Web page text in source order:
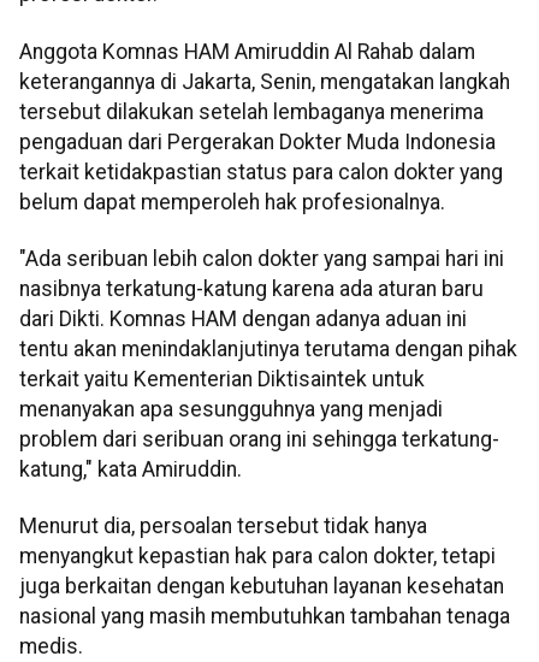
Anggota Komnas HAM Amiruddin Al Rahab dalam
keterangannya di Jakarta, Senin, mengatakan langkah
tersebut dilakukan setelah lembaganya menerima
pengaduan dari Pergerakan Dokter Muda Indonesia
terkait ketidakpastian status para calon dokter yang
belum dapat memperoleh hak profesionalnya.
"Ada seribuan lebih calon dokter yang sampai hari ini
nasibnya terkatung-katung karena ada aturan baru
dari Dikti. Komnas HAM dengan adanya aduan ini
tentu akan menindaklanjutinya terutama dengan pihak
terkait yaitu Kementerian Diktisaintek untuk
menanyakan apa sesungguhnya yang menjadi
problem dari seribuan orang ini sehingga terkatung-
katung," kata Amiruddin.
Menurut dia, persoalan tersebut tidak hanya
menyangkut kepastian hak para calon dokter, tetapi
juga berkaitan dengan kebutuhan layanan kesehatan
nasional yang masih membutuhkan tambahan tenaga
medis.